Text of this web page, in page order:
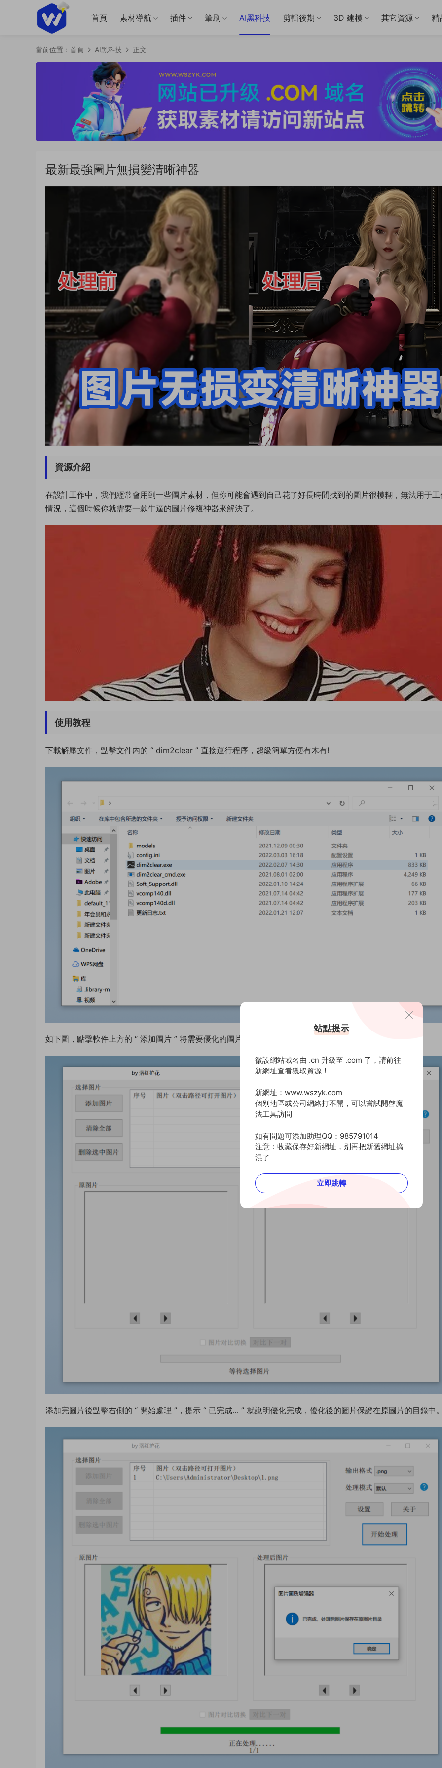
首頁 素材導航 插件 筆刷 AI黑科技 剪輯後期 3D 建模 其它資源 精
當前位置： 首頁 AI黑科技 正文
最新最強圖片無損變清晰神器
資源介紹
在設計工作中，我們經常會用到一些圖片素材，但你可能會遇到自己花了好長時間找到的圖片很模糊，無法用于工
情況，這個時候你就需要一款牛逼的圖片修複神器來解決了。
使用教程
下載解壓文件，點擊文件内的 “ dim2clear ” 直接運行程序，超級簡單方便有木有!
如下圖，點擊軟件上方的 “ 添加圖片 ” 将需要優化的圖片添加進來，輸出格式和處理模式選擇默認即可。
添加完圖片後點擊右側的 “ 開始處理 ”，提示 “ 已完成… ” 就說明優化完成，優化後的圖片保證在原圖片的目錄中
站點提示
微設網站域名由 .cn 升級至 .com 了，請前往
新網址查看獲取資源！
新網址：www.wszyk.com
個别地區或公司網絡打不開，可以嘗試開啓魔
法工具訪問
如有問題可添加助理QQ：985791014
注意：收藏保存好新網址，别再把新舊網址搞
混了
立即跳轉